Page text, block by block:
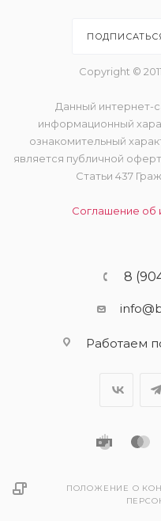
Copyright ©
Данный интернет-
информационный
ознакомительный
является публичной
Статьи 437
Соглашение об
8
Работаем
ПОЛОЖЕНИЕ О